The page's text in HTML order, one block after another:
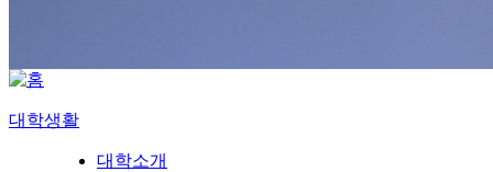
대학생활
대학소개